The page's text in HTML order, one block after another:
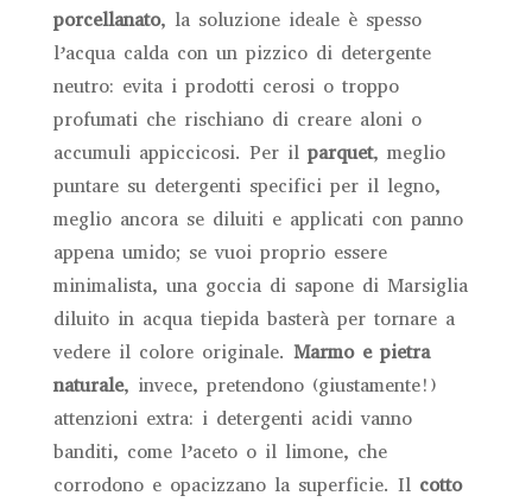
porcellanato, la soluzione ideale è spesso
l’acqua calda con un pizzico di detergente
neutro: evita i prodotti cerosi o troppo
profumati che rischiano di creare aloni o
accumuli appiccicosi. Per il parquet, meglio
puntare su detergenti specifici per il legno,
meglio ancora se diluiti e applicati con panno
appena umido; se vuoi proprio essere
minimalista, una goccia di sapone di Marsiglia
diluito in acqua tiepida basterà per tornare a
vedere il colore originale. Marmo e pietra
naturale, invece, pretendono (giustamente!)
attenzioni extra: i detergenti acidi vanno
banditi, come l’aceto o il limone, che
corrodono e opacizzano la superficie. Il cotto